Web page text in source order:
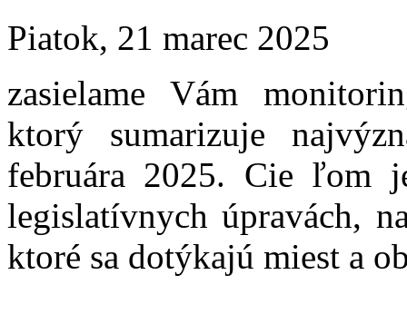
Piatok, 21 marec 2025
zasielame Vám
ktorý sumarizuje
februára 2025. Cie ľom
legislatívnych úpravách,
ktoré sa dotýkajú miest a